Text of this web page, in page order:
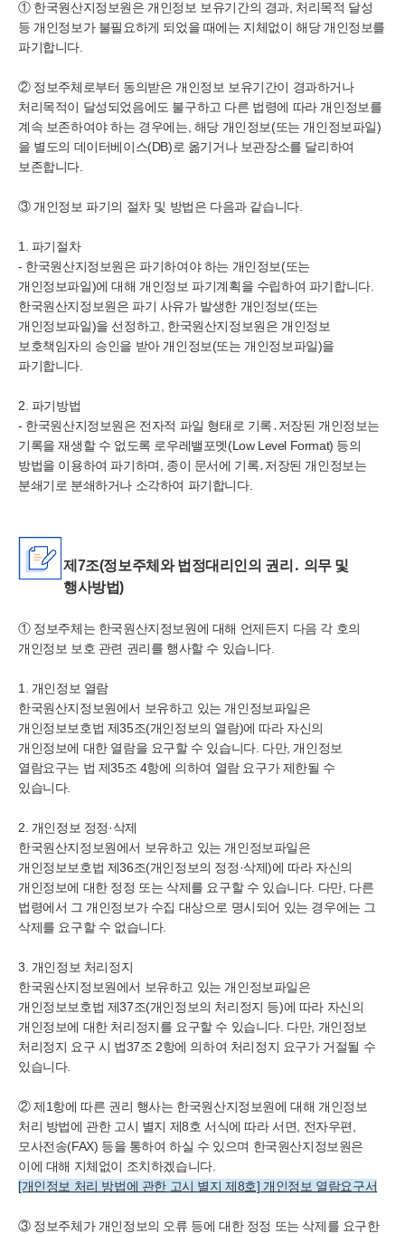
① 한국원산지정보원은 개인정보 보유기간의 경과, 처리목적 달성
등 개인정보가 불필요하게 되었을 때에는 지체없이 해당 개인정보를
파기합니다.
② 정보주체로부터 동의받은 개인정보 보유기간이 경과하거나
처리목적이 달성되었음에도 불구하고 다른 법령에 따라 개인정보를
계속 보존하여야 하는 경우에는, 해당 개인정보(또는 개인정보파일)
을 별도의 데이터베이스(DB)로 옮기거나 보관장소를 달리하여
보존합니다.
③ 개인정보 파기의 절차 및 방법은 다음과 같습니다.
1. 파기절차
- 한국원산지정보원은 파기하여야 하는 개인정보(또는
개인정보파일)에 대해 개인정보 파기계획을 수립하여 파기합니다.
한국원산지정보원은 파기 사유가 발생한 개인정보(또는
개인정보파일)을 선정하고, 한국원산지정보원은 개인정보
보호책임자의 승인을 받아 개인정보(또는 개인정보파일)을
파기합니다.
2. 파기방법
- 한국원산지정보원은 전자적 파일 형태로 기록․저장된 개인정보는
기록을 재생할 수 없도록 로우레밸포멧(Low Level Format) 등의
방법을 이용하여 파기하며, 종이 문서에 기록․저장된 개인정보는
분쇄기로 분쇄하거나 소각하여 파기합니다.
제7조(정보주체와 법정대리인의 권리․ 의무 및
행사방법)
① 정보주체는 한국원산지정보원에 대해 언제든지 다음 각 호의
개인정보 보호 관련 권리를 행사할 수 있습니다.
1. 개인정보 열람
한국원산지정보원에서 보유하고 있는 개인정보파일은
개인정보보호법 제35조(개인정보의 열람)에 따라 자신의
개인정보에 대한 열람을 요구할 수 있습니다. 다만, 개인정보
열람요구는 법 제35조 4항에 의하여 열람 요구가 제한될 수
있습니다.
2. 개인정보 정정·삭제
한국원산지정보원에서 보유하고 있는 개인정보파일은
개인정보보호법 제36조(개인정보의 정정·삭제)에 따라 자신의
개인정보에 대한 정정 또는 삭제를 요구할 수 있습니다. 다만, 다른
법령에서 그 개인정보가 수집 대상으로 명시되어 있는 경우에는 그
삭제를 요구할 수 없습니다.
3. 개인정보 처리정지
한국원산지정보원에서 보유하고 있는 개인정보파일은
개인정보보호법 제37조(개인정보의 처리정지 등)에 따라 자신의
개인정보에 대한 처리정지를 요구할 수 있습니다. 다만, 개인정보
처리정지 요구 시 법37조 2항에 의하여 처리정지 요구가 거절될 수
있습니다.
② 제1항에 따른 권리 행사는 한국원산지정보원에 대해 개인정보
처리 방법에 관한 고시 별지 제8호 서식에 따라 서면, 전자우편,
모사전송(FAX) 등을 통하여 하실 수 있으며 한국원산지정보원은
이에 대해 지체없이 조치하겠습니다.
[개인정보 처리 방법에 관한 고시 별지 제8호] 개인정보 열람요구서
③ 정보주체가 개인정보의 오류 등에 대한 정정 또는 삭제를 요구한